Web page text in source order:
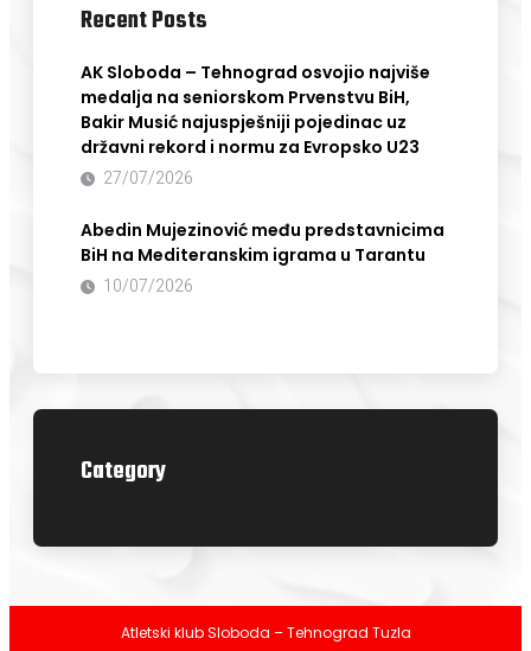
Recent Posts
AK Sloboda – Tehnograd osvojio najviše
medalja na seniorskom Prvenstvu BiH,
Bakir Musić najuspješniji pojedinac uz
državni rekord i normu za Evropsko U23
27/07/2026
Abedin Mujezinović među predstavnicima
BiH na Mediteranskim igrama u Tarantu
10/07/2026
Category
Atletski klub Sloboda – Tehnograd Tuzla